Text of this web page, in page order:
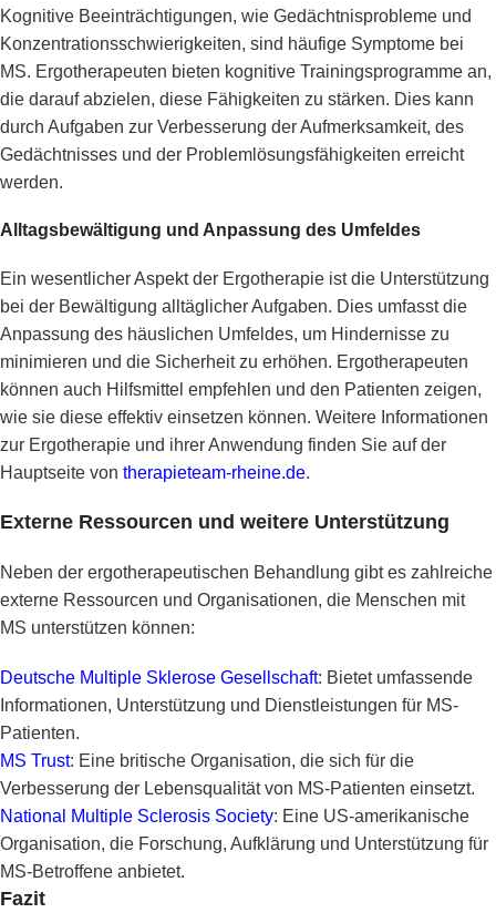
Kognitive Beeinträchtigungen, wie Gedächtnisprobleme und
Konzentrationsschwierigkeiten, sind häufige Symptome bei
MS. Ergotherapeuten bieten kognitive Trainingsprogramme an,
die darauf abzielen, diese Fähigkeiten zu stärken. Dies kann
durch Aufgaben zur Verbesserung der Aufmerksamkeit, des
Gedächtnisses und der Problemlösungsfähigkeiten erreicht
werden.
Alltagsbewältigung und Anpassung des Umfeldes
Ein wesentlicher Aspekt der Ergotherapie ist die Unterstützung
bei der Bewältigung alltäglicher Aufgaben. Dies umfasst die
Anpassung des häuslichen Umfeldes, um Hindernisse zu
minimieren und die Sicherheit zu erhöhen. Ergotherapeuten
können auch Hilfsmittel empfehlen und den Patienten zeigen,
wie sie diese effektiv einsetzen können. Weitere Informationen
zur Ergotherapie und ihrer Anwendung finden Sie auf der
Hauptseite von therapieteam-rheine.de.
Externe Ressourcen und weitere Unterstützung
Neben der ergotherapeutischen Behandlung gibt es zahlreiche
externe Ressourcen und Organisationen, die Menschen mit
MS unterstützen können:
Deutsche Multiple Sklerose Gesellschaft: Bietet umfassende
Informationen, Unterstützung und Dienstleistungen für MS-
Patienten.
MS Trust: Eine britische Organisation, die sich für die
Verbesserung der Lebensqualität von MS-Patienten einsetzt.
National Multiple Sclerosis Society: Eine US-amerikanische
Organisation, die Forschung, Aufklärung und Unterstützung für
MS-Betroffene anbietet.
Fazit